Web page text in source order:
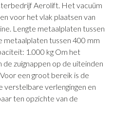
Aerolift. Het vacuüm
voor het vlak plaatsen van
Lengte metaalplaten tussen
tussen 400 mm
1.000 kg Om het
zuignappen op de uiteinden
een groot bereik is de
verstelbare verlengingen en
ten opzichte van de